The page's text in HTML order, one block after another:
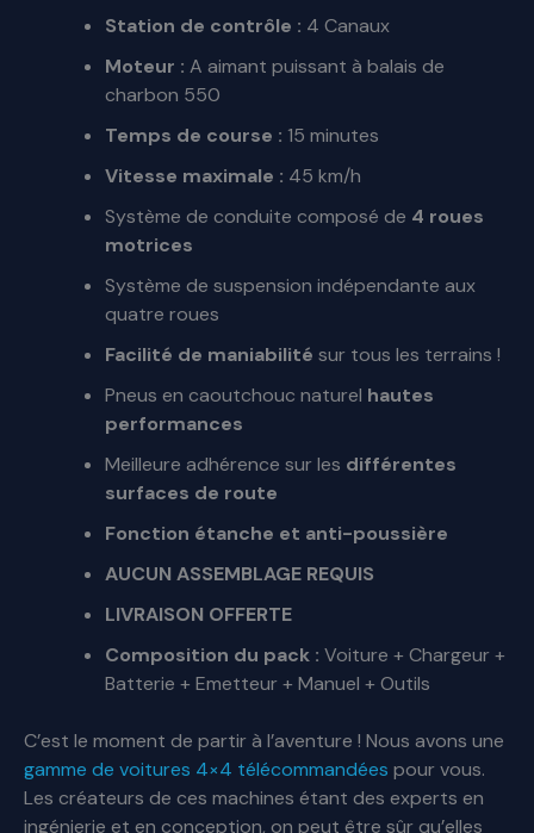
Station de contrôle : 4 Canaux
Moteur : A aimant puissant à balais de
charbon 550
Temps de course : 15 minutes
Vitesse maximale : 45 km/h
Système de conduite composé de 4 roues
motrices
Système de suspension indépendante aux
quatre roues
Facilité de maniabilité sur tous les terrains !
Pneus en caoutchouc naturel hautes
performances
Meilleure adhérence sur les différentes
surfaces de route
Fonction étanche et anti-poussière
AUCUN ASSEMBLAGE REQUIS
LIVRAISON OFFERTE
Composition du pack : Voiture + Chargeur +
Batterie + Emetteur + Manuel + Outils
C’est le moment de partir à l’aventure ! Nous avons une
gamme de voitures 4×4 télécommandées pour vous.
Les créateurs de ces machines étant des experts en
ingénierie et en conception, on peut être sûr qu’elles